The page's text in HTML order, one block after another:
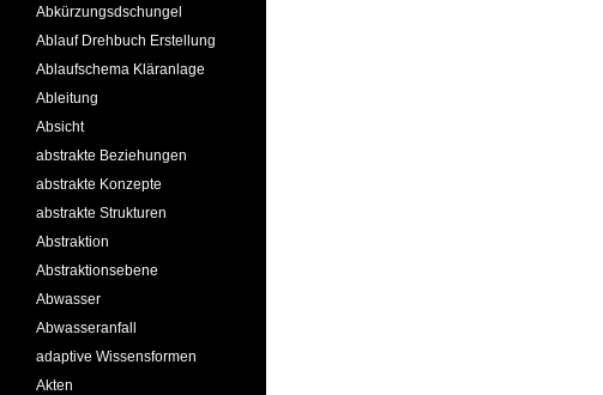
Abkürzungsdschungel
Ablauf Drehbuch Erstellung
Ablaufschema Kläranlage
Ableitung
Absicht
abstrakte Beziehungen
abstrakte Konzepte
abstrakte Strukturen
Abstraktion
Abstraktionsebene
Abwasser
Abwasseranfall
adaptive Wissensformen
Akten